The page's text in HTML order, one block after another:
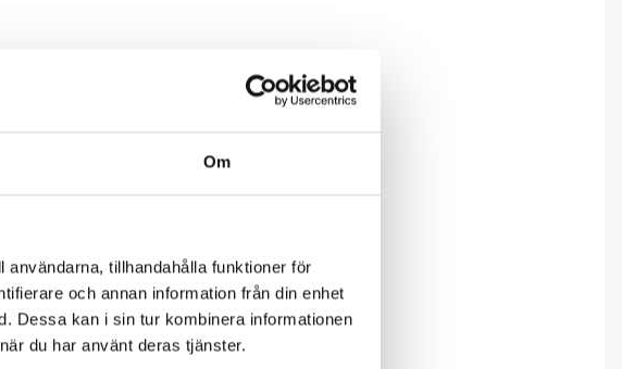
Om
tillhandahålla funktioner för
och annan information från din enhet
Dessa kan i sin tur kombinera informationen
du har använt deras tjänster.